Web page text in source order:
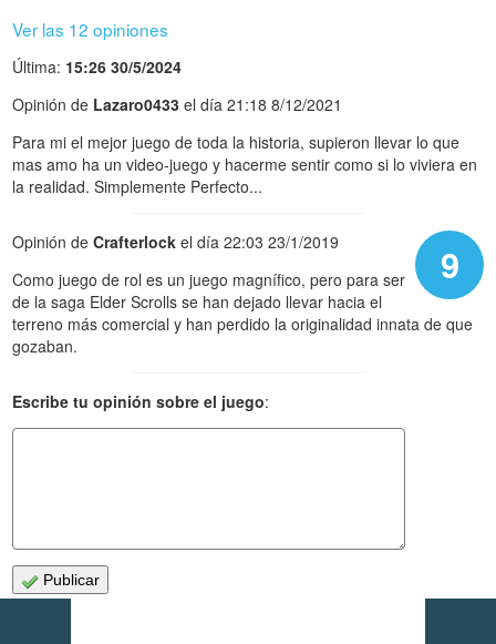
Ver las 12 opiniones
Última: 15:26 30/5/2024
Opinión de Lazaro0433 el día 21:18 8/12/2021
Para mi el mejor juego de toda la historia, supieron llevar lo que
mas amo ha un video-juego y hacerme sentir como si lo viviera en
la realidad. Simplemente Perfecto...
9
Opinión deCrafterlock el día 22:03 23/1/2019
Como juego de rol es un juego magnífico, pero para ser
de la saga Elder Scrolls se han dejado llevar hacia el
terreno más comercial y han perdido la originalidad innata de que
gozaban.
Escribe tu opinión sobre el juego:
Publicar